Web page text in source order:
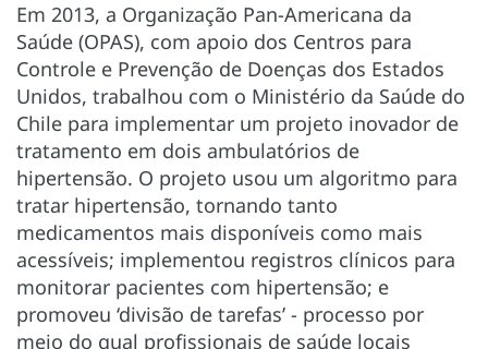
Em 2013, a Organização Pan-Americana da
Saúde (OPAS), com apoio dos Centros para
Controle e Prevenção de Doenças dos Estados
Unidos, trabalhou com o Ministério da Saúde do
Chile para implementar um projeto inovador de
tratamento em dois ambulatórios de
hipertensão. O projeto usou um algoritmo para
tratar hipertensão, tornando tanto
medicamentos mais disponíveis como mais
acessíveis; implementou registros clínicos para
monitorar pacientes com hipertensão; e
promoveu ‘divisão de tarefas’ - processo por
meio do qual profissionais de saúde locais